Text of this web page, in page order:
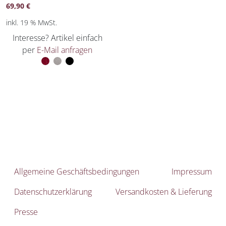
69,90 €
inkl. 19 % MwSt.
Interesse? Artikel einfach
per E-Mail anfragen
Allgemeine Geschäftsbedingungen
Impressum
Datenschutzerklärung
Versandkosten & Lieferung
Presse